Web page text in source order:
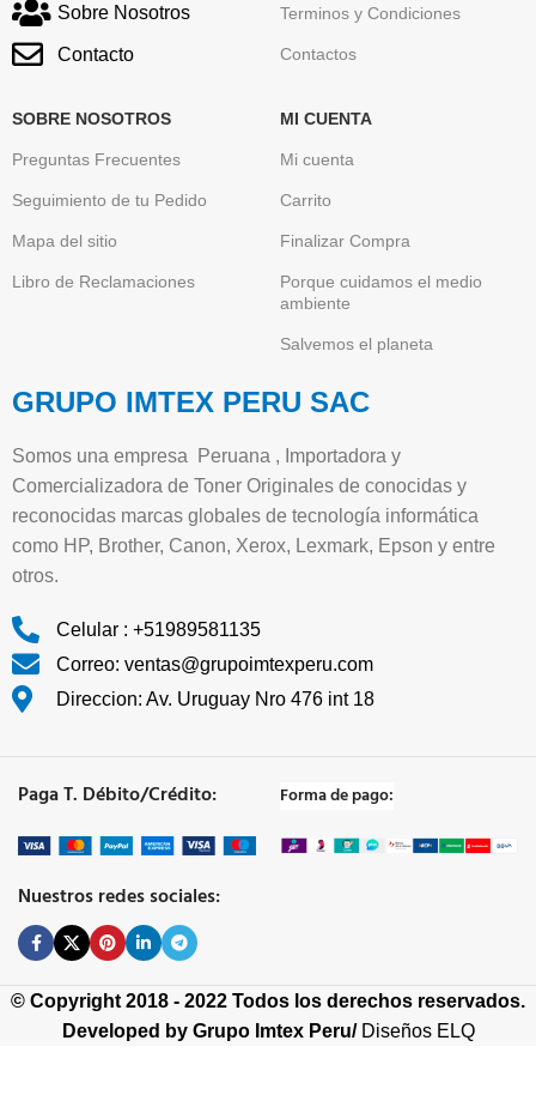
Sobre Nosotros
Contacto
Terminos y Condiciones
Contactos
SOBRE NOSOTROS
Preguntas Frecuentes
Seguimiento de tu Pedido
Mapa del sitio
Libro de Reclamaciones
MI CUENTA
Mi cuenta
Carrito
Finalizar Compra
Porque cuidamos el medio
ambiente
Salvemos el planeta
GRUPO IMTEX PERU SAC
Somos una empresa Peruana , Importadora y
Comercializadora de Toner Originales de conocidas y
reconocidas marcas globales de tecnología informática
como HP, Brother, Canon, Xerox, Lexmark, Epson y entre
otros.
Celular : +51989581135
Correo: ventas@grupoimtexperu.com
Direccion: Av. Uruguay Nro 476 int 18
Paga T. Débito/Crédito: Forma de pago:
Nuestros redes sociales:
© Copyright 2018 - 2022 Todos los derechos reservados.
Developed by Grupo Imtex Peru/ Diseños ELQ